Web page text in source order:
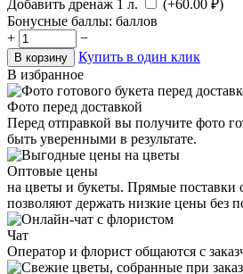
Добавить дренаж 1 л.
(+60.00 ₽)
Бонусные баллы: баллов
+
−
В корзину
Купить в один клик
В избранное
Фото перед доставкой
Перед отправкой вы получите фото
быть уверенными в результате.
Оптовые цены
на цветы и букеты. Прямые поставки
позволяют держать низкие цены без
Чат
Оператор и флорист общаются с